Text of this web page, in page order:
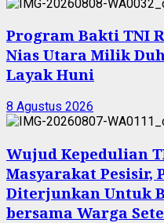
Program Bakti TNI
Nias Utara Milik
Layak Huni
8 Agustus 2026
Wujud Kepedulian
Masyarakat
Diterjunkan Untuk
bersama Warga